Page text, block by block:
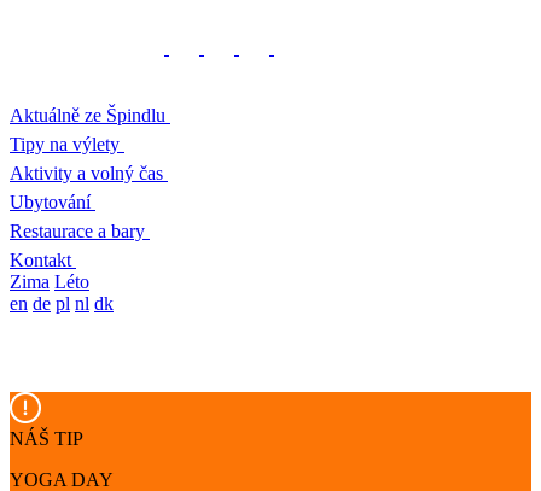
Aktuálně ze Špindlu
Tipy na výlety
Aktivity a volný čas
Ubytování
Restaurace a bary
Kontakt
Zima Léto
en de pl nl dk
NÁŠ TIP
YOGA DAY